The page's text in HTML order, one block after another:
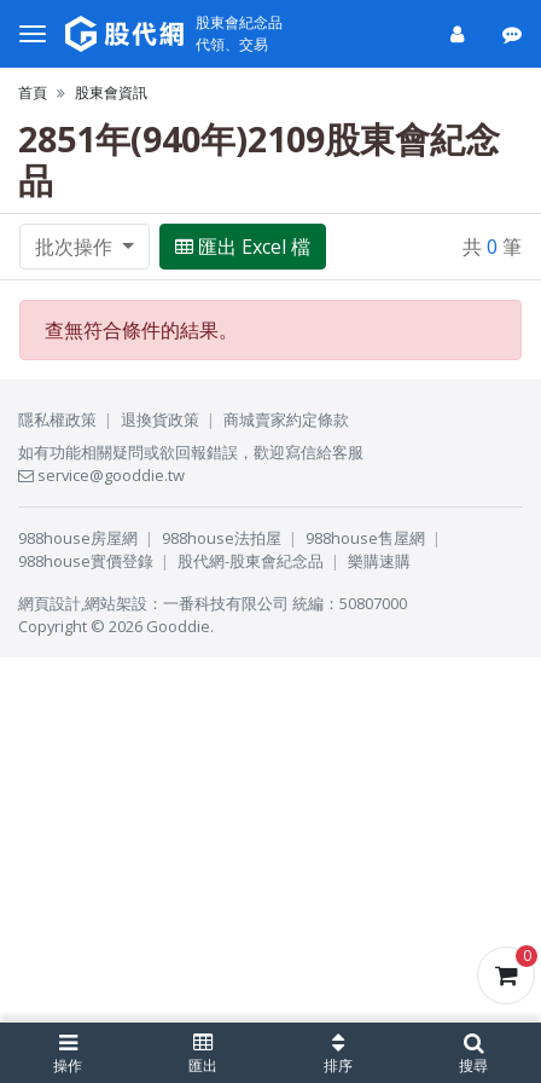
0
股東會紀念品
代領、交易
首頁 股東會資訊
2851年(940年)2109股東會紀念
品
批次操作 匯出 Excel 檔 共0 筆
查無符合條件的結果。
操作 匯出 排序 搜尋
隱私權政策 退換貨政策
商城賣家約定條款
如有功能相關疑問或欲回報錯誤，歡迎寫信給客服
service@gooddie.tw
988house房屋網 988house法拍屋
988house售屋網
988house實價登錄
股代網-股東會紀念品
樂購速購
網頁設計,網站架設 ： 一番科技有限公司 統編：50807000
Copyright © 2026 Gooddie.